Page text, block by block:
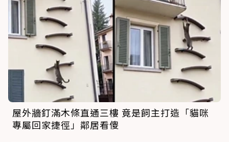
屋外牆釘滿木條直通三樓 竟是飼主打造「貓咪
專屬回家捷徑」鄰居看傻